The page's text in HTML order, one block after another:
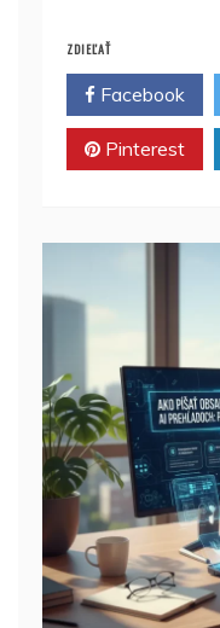
ZDIEĽAŤ
Facebook
Pinterest